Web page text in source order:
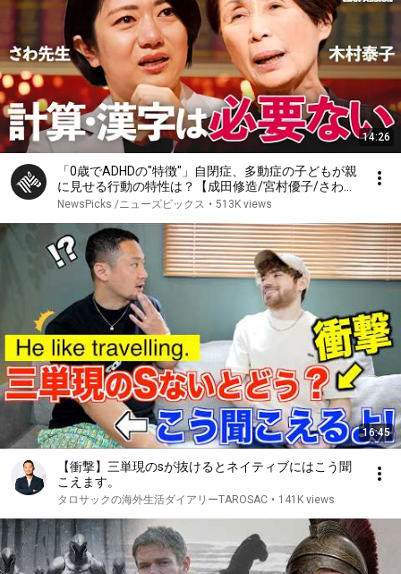
14:26
「0歳でADHDの"特徴"」自閉症、多動症の子どもが親
に見せる行動の特性は？【成田修造/宮村優子/さわ先
生/西川幹之佑/西川裕子/木村泰子】EduPassion
NewsPicks /ニューズピックス • 513K views
16:45
【衝撃】三単現のsが抜けるとネイティブにはこう聞
こえます。
タロサックの海外生活ダイアリーTAROSAC • 141K views